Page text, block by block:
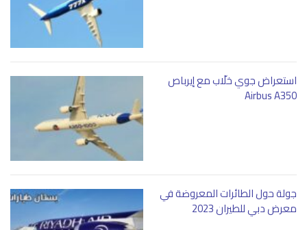
استعراض جوي خلّاب مع إيرباص
Airbus A350
جولة حول الطائرات المعروضة في
معرض دبي للطيران 2023